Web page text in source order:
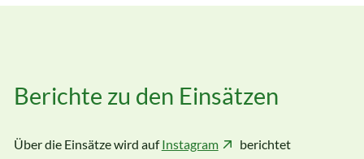
Berichte zu den Einsätzen
Über die Einsätze wird aufInstagram berichtet